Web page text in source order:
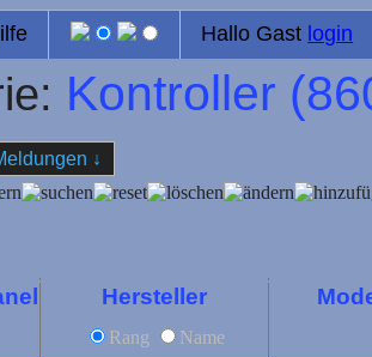
Hallo Gast login
Kontroller (
↓
Hersteller
Rang Name